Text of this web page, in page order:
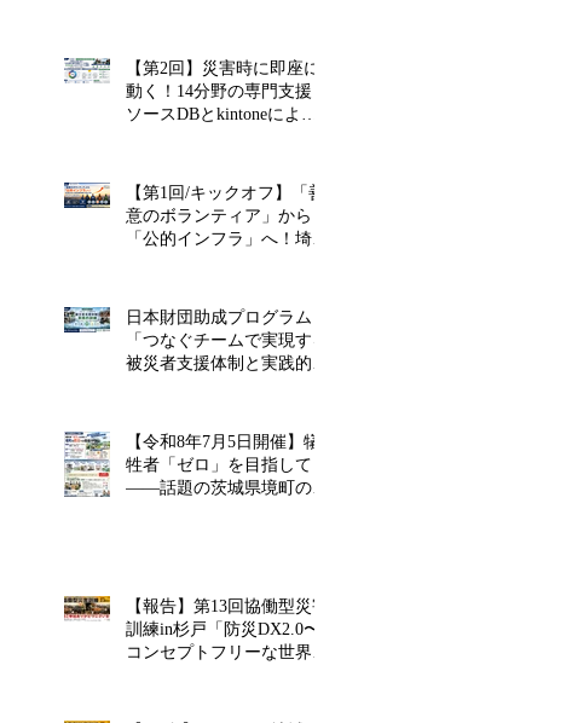
【第2回】災害時に即座に
動く！14分野の専門支援リ
ソースDBとkintoneによる
【第1回/キックオフ】「善
意のボランティア」から
「公的インフラ」へ！埼玉
日本財団助成プログラム
「つなぐチームで実現する
被災者支援体制と実践的訓
【令和8年7月5日開催】犠
牲者「ゼロ」を目指して
――話題の茨城県境町の災
【報告】第13回協働型災害
訓練in杉戸「防災DX2.0〜
コンセプトフリーな世界を